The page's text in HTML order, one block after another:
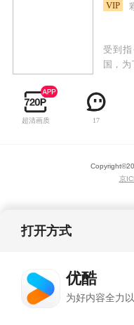
VIP
受到
国，
克服
情、爱
超清画质 17
Copyright©
京
打开方式
优酷
为好内容全力